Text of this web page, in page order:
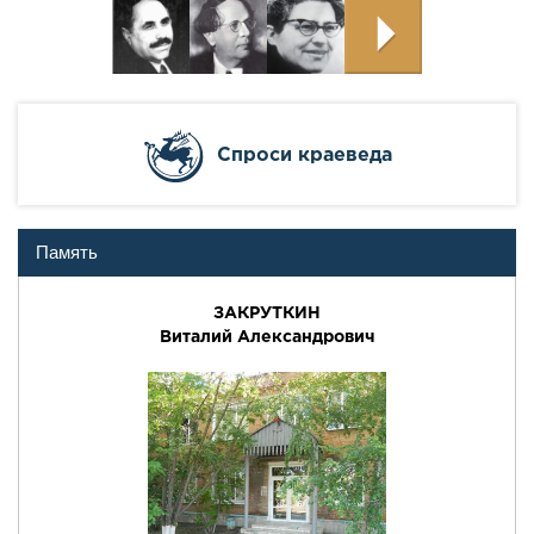
Cпроси краеведа
Память
ЗАКРУТКИН
Виталий Александрович